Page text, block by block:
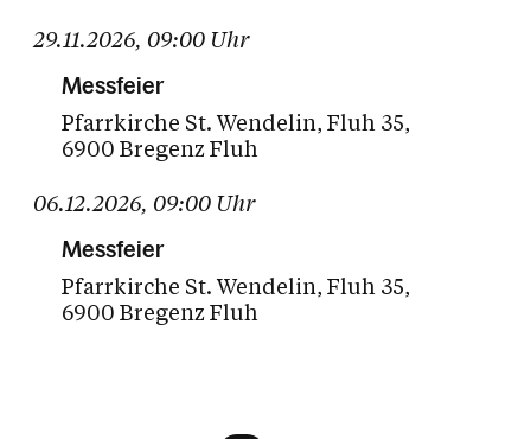
29.11.2026, 09:00 Uhr
Messfeier
Pfarrkirche St. Wendelin Fluh 35
6900 Bregenz Fluh
06.12.2026, 09:00 Uhr
Messfeier
Pfarrkirche St. Wendelin Fluh 35
6900 Bregenz Fluh